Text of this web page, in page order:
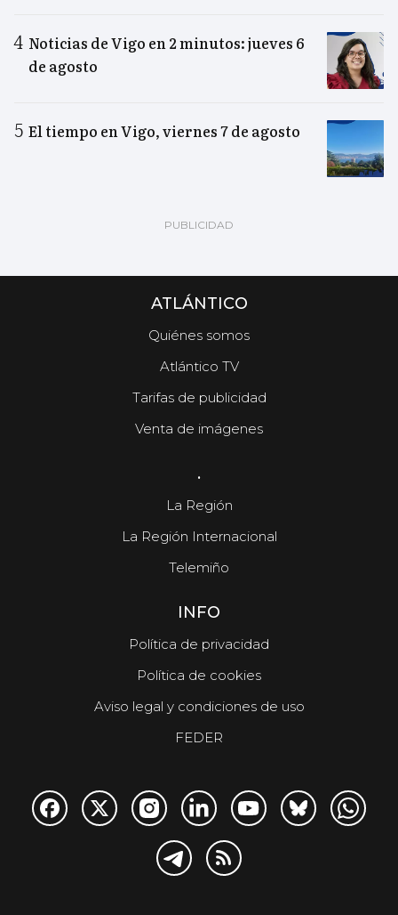
Noticias de Vigo en 2 minutos: jueves 6
de agosto
El tiempo en Vigo, viernes 7 de agosto
ATLÁNTICO
Quiénes somos
Atlántico TV
Tarifas de publicidad
Venta de imágenes
.
La Región
La Región Internacional
Telemiño
INFO
Política de privacidad
Política de cookies
Aviso legal y condiciones de uso
FEDER